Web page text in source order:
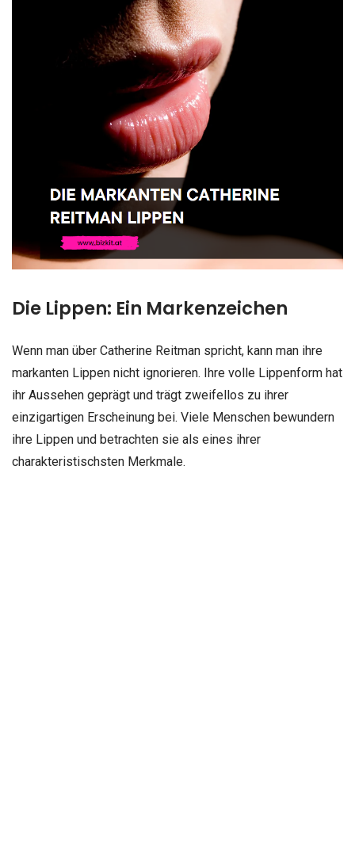
Die Lippen: Ein Markenzeichen
Wenn man über Catherine Reitman spricht, kann man ihre
markanten Lippen nicht ignorieren. Ihre volle Lippenform hat
ihr Aussehen geprägt und trägt zweifellos zu ihrer
einzigartigen Erscheinung bei. Viele Menschen bewundern
ihre Lippen und betrachten sie als eines ihrer
charakteristischsten Merkmale.